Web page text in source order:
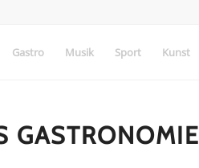
Gastro Musik Sport Kunst
GASTRONOMIE